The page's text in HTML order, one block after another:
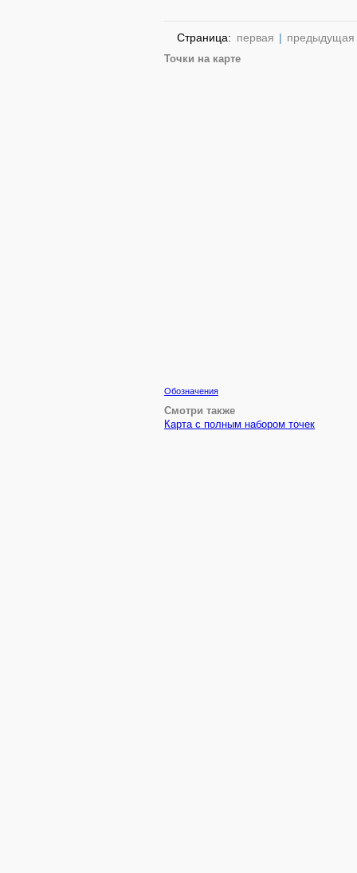
Страница: первая | предыдущая
Точки на карте
Обозначения
Смотри также
Карта с полным набором точек